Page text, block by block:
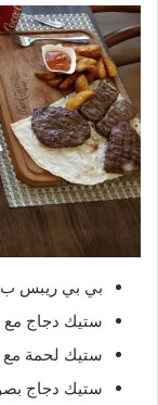
بي بي ريبس ب ١٠٣ ريال
ستيك دجاج مع
ستيك لحمة مع
ستيك دجاج بصوص